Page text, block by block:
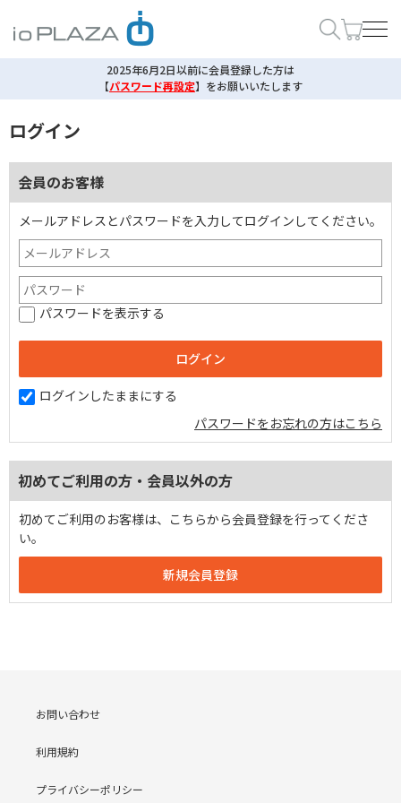
2025年6月2日以前に会員登録した方は
【パスワード再設定】 をお願いいたします
ログイン
会員のお客様
メールアドレスとパスワードを入力してログインしてください。
パスワードを表示する
ログインしたままにする
パスワードをお忘れの方はこちら
初めてご利用の方・会員以外の方
初めてご利用のお客様は、こちらから会員登録を行ってくださ
い。
お問い合わせ
利用規約
プライバシーポリシー